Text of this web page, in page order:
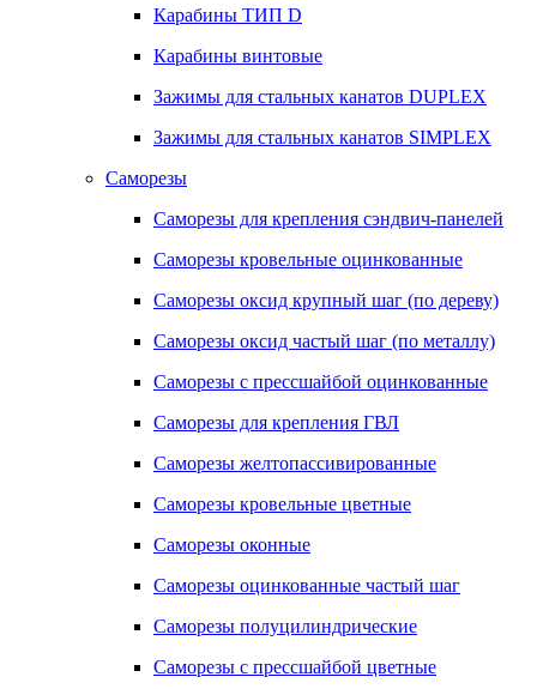
Карабины ТИП D
Карабины винтовые
Зажимы для стальных канатов DUPLEX
Зажимы для стальных канатов SIMPLEX
Саморезы
Саморезы для крепления сэндвич-панелей
Саморезы кровельные оцинкованные
Саморезы оксид крупный шаг (по дереву)
Саморезы оксид частый шаг (по металлу)
Саморезы с прессшайбой оцинкованные
Саморезы для крепления ГВЛ
Саморезы желтопассивированные
Саморезы кровельные цветные
Саморезы оконные
Саморезы оцинкованные частый шаг
Саморезы полуцилиндрические
Саморезы с прессшайбой цветные